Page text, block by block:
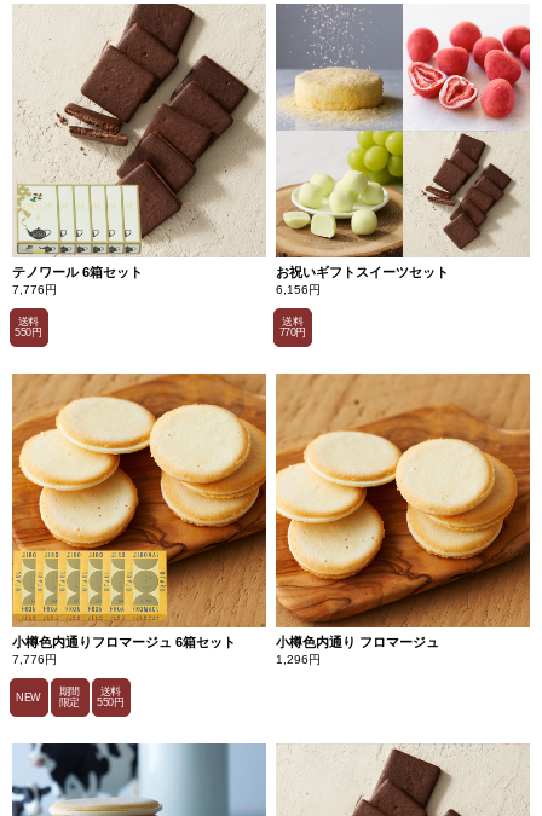
テノワール 6箱セット
7,776円
送料
550円
お祝いギフトスイーツセット
6,156円
送料
770円
小樽色内通りフロマージュ 6箱セット
7,776円
NEW
期間
限定
送料
550円
小樽色内通り フロマージュ
1,296円